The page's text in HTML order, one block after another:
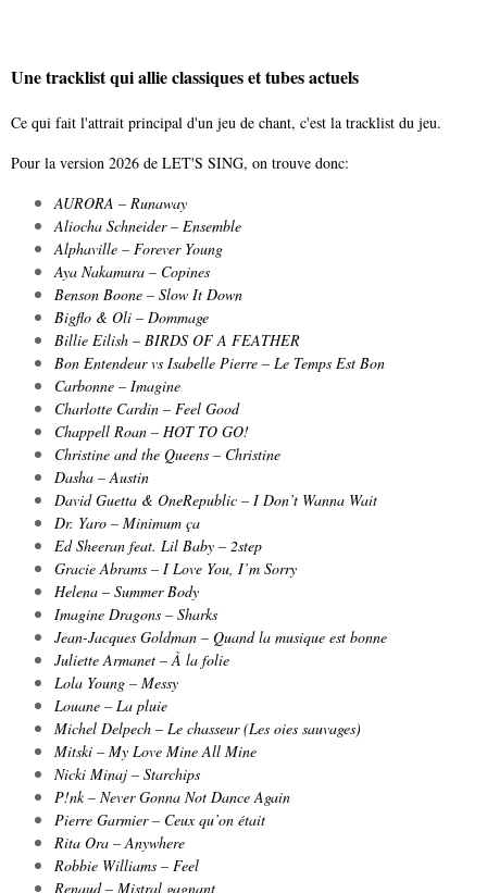
Une tracklist qui allie classiques et tubes actuels
Ce qui fait l'attrait principal d'un jeu de chant, c'est la tracklist du jeu.
Pour la version 2026 de LET'S SING, on trouve donc:
AURORA – Runaway
Aliocha Schneider – Ensemble
Alphaville – Forever Young
Aya Nakamura – Copines
Benson Boone – Slow It Down
Bigflo & Oli – Dommage
Billie Eilish – BIRDS OF A FEATHER
Bon Entendeur vs Isabelle Pierre – Le Temps Est Bon
Carbonne – Imagine
Charlotte Cardin – Feel Good
Chappell Roan – HOT TO GO!
Christine and the Queens – Christine
Dasha – Austin
David Guetta & OneRepublic – I Don’t Wanna Wait
Dr. Yaro – Minimum ça
Ed Sheeran feat. Lil Baby – 2step
Gracie Abrams – I Love You, I’m Sorry
Helena – Summer Body
Imagine Dragons – Sharks
Jean-Jacques Goldman – Quand la musique est bonne
Juliette Armanet – À la folie
Lola Young – Messy
Louane – La pluie
Michel Delpech – Le chasseur (Les oies sauvages)
Mitski – My Love Mine All Mine
Nicki Minaj – Starchips
P!nk – Never Gonna Not Dance Again
Pierre Garmier – Ceux qu’on était
Rita Ora – Anywhere
Robbie Williams – Feel
Renaud – Mistral gagnant